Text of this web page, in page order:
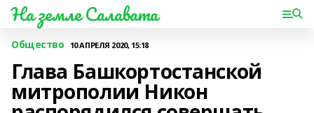
На земле Салавата
Общество 10 АПРЕЛЯ 2020, 15:18
Глава Башкортостанской
митрополии Никон